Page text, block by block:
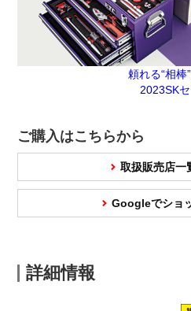
頼れる“相棒
2023SK
ご購入はこちらから
取扱販売店一
Googleでショ
詳細情報